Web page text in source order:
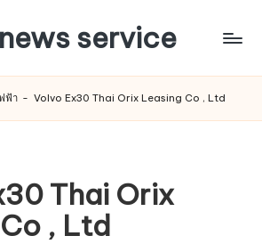
service
ฟ้า - Volvo Ex30 Thai Orix Leasing Co , Ltd
Thai Orix
, Ltd